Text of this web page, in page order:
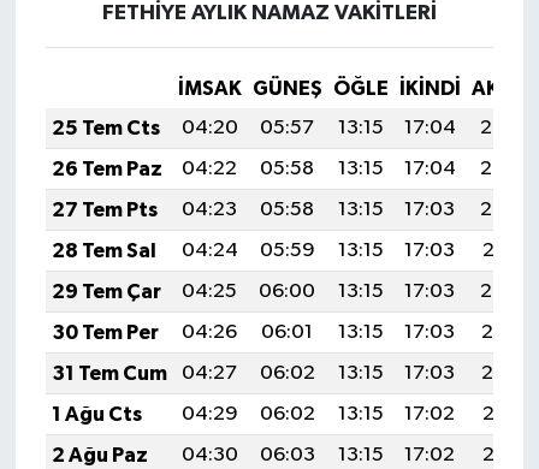
FETHİYE AYLIK NAMAZ VAKITLERI
İMSAK GÜNEŞ ÖĞLE İKINDI
25 Tem Cts
04:20 05:57 13:15 17:04
20:23
26 Tem Paz
04:22 05:58 13:15 17:04
20:23
27 Tem Pts
04:23 05:58 13:15 17:03
20:22
28 Tem Sal
04:24 05:59 13:15 17:03
20:21
29 Tem Çar
04:25 06:00 13:15 17:03
20:20
30 Tem Per
04:26 06:01 13:15 17:03
20:19
31 Tem Cum
04:27 06:02 13:15 17:03
20:19
1 Ağu Cts
04:29 06:02 13:15 17:02
20:18
2 Ağu Paz
04:30 06:03 13:15 17:02
20:17